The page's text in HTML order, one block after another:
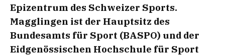
Epizentrum des Schweizer Sports.
Magglingen ist der Hauptsitz des
Bundesamts für Sport (BASPO) und der
Eidgenössischen Hochschule für Sport